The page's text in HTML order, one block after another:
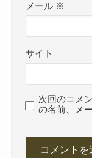
メール ※
サイト
次回のコメ
の名前、メ